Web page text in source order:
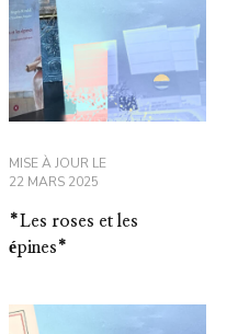
MISE À JOUR LE
22 MARS 2025
*Les roses et les
épines*